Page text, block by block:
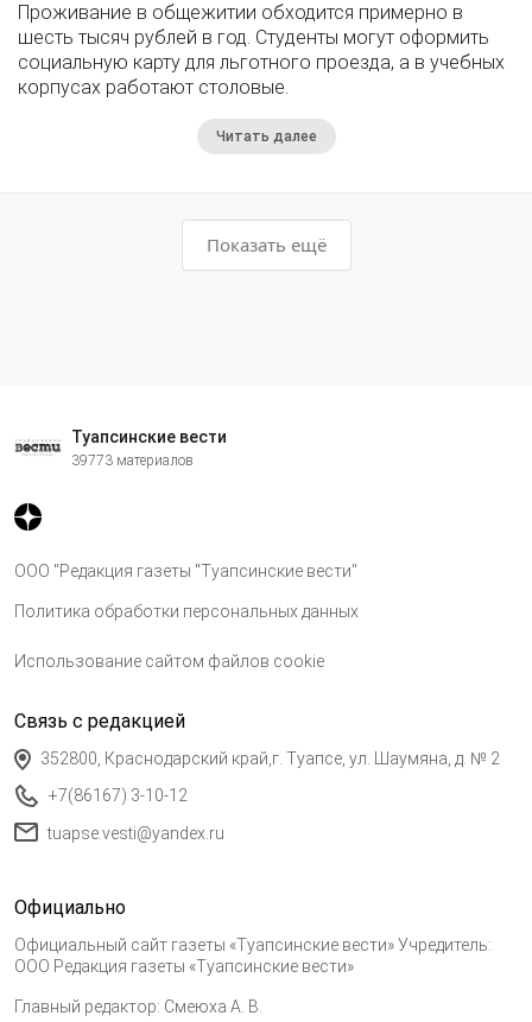
Проживание в общежитии обходится примерно в
шесть тысяч рублей в год. Студенты могут оформить
социальную карту для льготного проезда, а в учебных
корпусах работают столовые.
Читать далее
Показать ещё
Туапсинские вести
39773 материалов
ООО "Редакция газеты "Туапсинские вести"
Политика обработки персональных данных
Использование сайтом файлов cookie
Связь с редакцией
352800, Краснодарский край,г. Туапсе, ул. Шаумяна, д. № 2
+7(86167) 3-10-12
tuapse.vesti@yandex.ru
Официально
Официальный сайт газеты «Туапсинские вести» Учредитель:
ООО Редакция газеты «Туапсинские вести»
Главный редактор: Смеюха А. В.